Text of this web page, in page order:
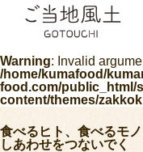
Warning: Invalid
/home/kumafood/
food.com/public_html/
content/themes/
食べるヒト、食べるモノ
しあわせをつないでく